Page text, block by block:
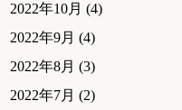
2022年10月 (4)
2022年9月 (4)
2022年8月 (3)
2022年7月 (2)